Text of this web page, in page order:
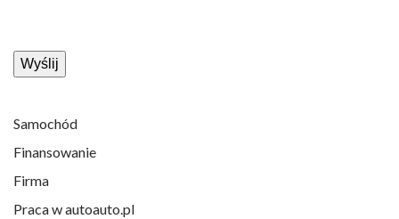
Samochód
Finansowanie
Firma
Praca w autoauto.pl